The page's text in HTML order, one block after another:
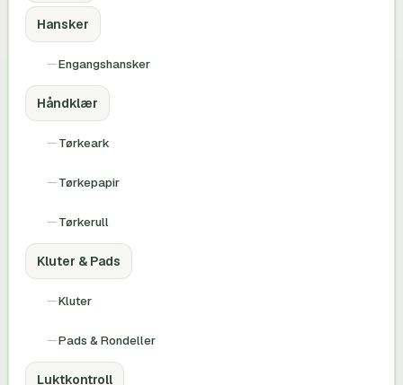
Hansker
Engangshansker
Håndklær
Tørkeark
Tørkepapir
Tørkerull
Kluter & Pads
Kluter
Pads & Rondeller
Luktkontroll